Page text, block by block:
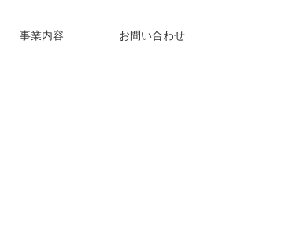
事業内容 お問い合わせ